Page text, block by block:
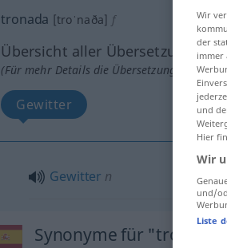
tronada [troˈnaða] f
Übersicht aller Übersetzungen
(Für mehr Details die Übersetzung
Gewitter
Gewitter n
Synonyme für "tronada"
Wir
der
immer
und
Hier
Wir
und/
Liste